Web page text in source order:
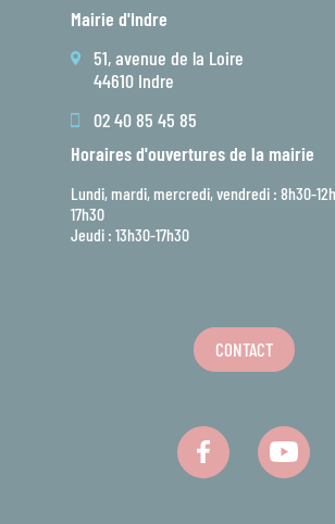
Mairie d'Indre
51, avenue de la Loire
44610 Indre
02 40 85 45 85
Horaires d'ouvertures de la mairie
Lundi, mardi, mercredi, vendredi : 8h30-
17h30
Jeudi : 13h30-17h30
CONTACT